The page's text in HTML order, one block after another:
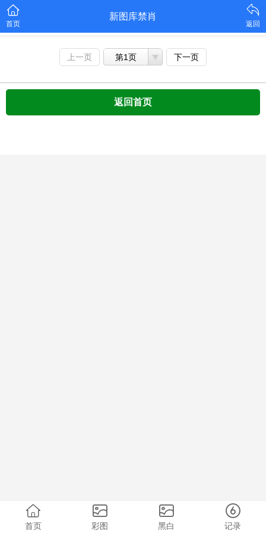
首页
新图库禁肖
返回
上一页 第1页 下一页
返回首页
首页 彩图 黑白 记录